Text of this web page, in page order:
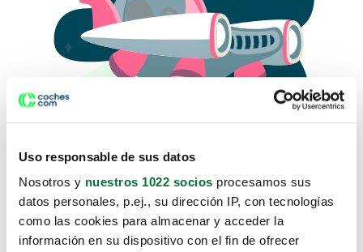
Uso responsable de sus datos
Nosotros y nuestros 1022 socios procesamos sus
datos personales, p.ej., su dirección IP, con tecnologías
como las cookies para almacenar y acceder la
información en su dispositivo con el fin de ofrecer
Lo sentimos, no sabemos como